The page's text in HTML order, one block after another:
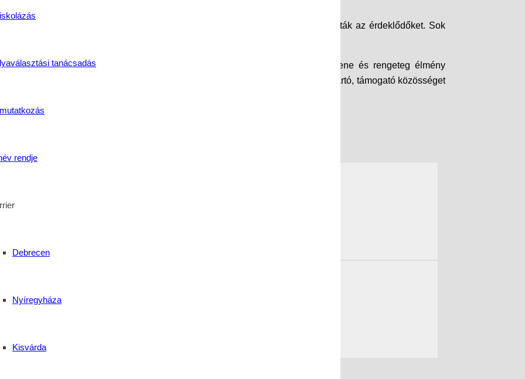
tanácsadás
rendje
Debrecen
Nyíregyháza
Kisvárda
kreatív díszek, apró ajándékok és „bazilos” meglepetések várták az érdeklődőket. Sok
diákok által készített kis kincset.
gyakorlattalálkozott a jókedvvel: főzés, nevetés, baráti beszélgetések, jó zene és rengeteg élmény
hogy a nálunk folyó
nemcsak tudást ad, hanem összetartó, támogató közösséget
velünk nevetett!
tudást, no meg a libaságokat! 🦆🎉❤️